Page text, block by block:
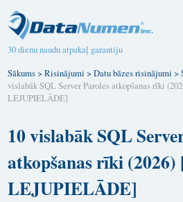
30 dienu naudu atpakaļ garantiju
Sākums>Risinājumi >Datu bāzes risinājumi >
vislabāk SQL Server Paroles atkopšanas rīki
LEJUPIELĀDE]
10 vislabāk SQL
atkopšanas rīki
LEJUPIELĀDE]